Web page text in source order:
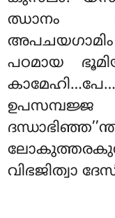
ഝാനം
പഠമായ
ഉപസമ്പജ്ജ
വിഭജിത്വാ